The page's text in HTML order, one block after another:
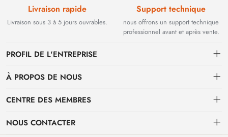
Livraison rapide
Livraison sous 3 à 5 jours ouvrables.
Support technique
nous offrons un support technique
professionnel avant et après vente.
PROFIL DE L'ENTREPRISE
Fondée en 2002, BEYOND TECHNOLOGY INTERNATIONAL LIMITED
performance. Face à l'évolution des réseaux industriels, nous avons
À PROPOS DE NOUS
Contact
Conditions de paiement et de facturation
CENTRE DES MEMBRES
centre personnel
NOUS CONTACTER